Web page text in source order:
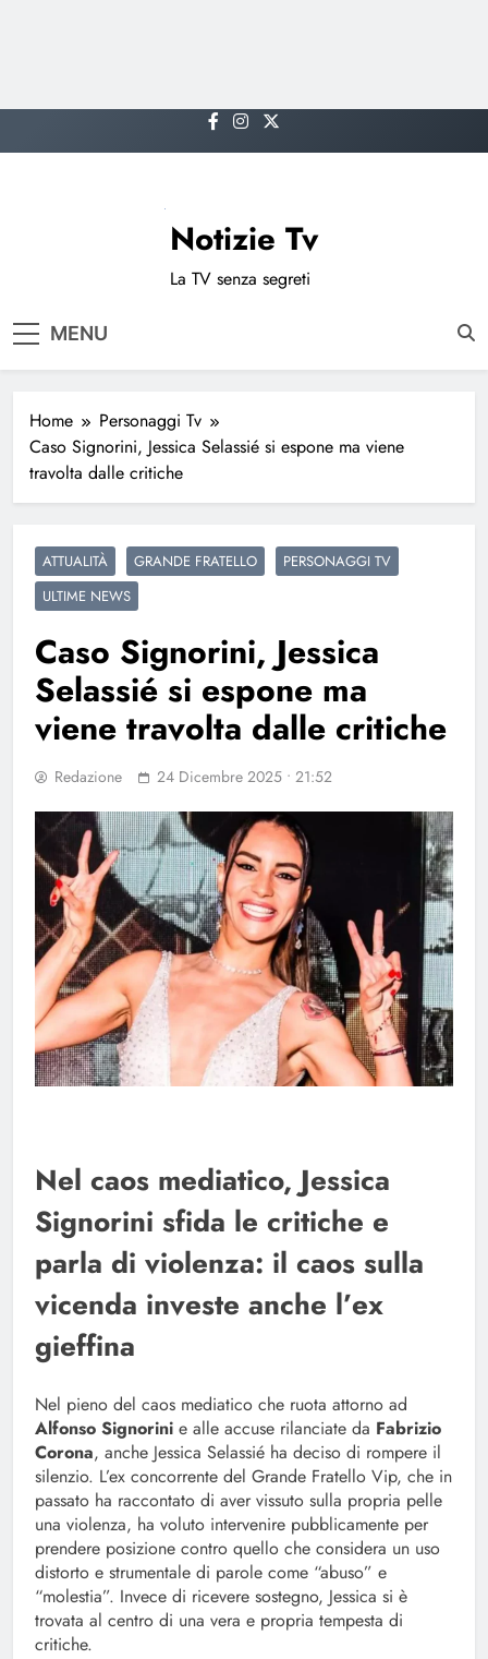
to
Notizie Tv
La TV senza segreti
MENU
Home
Personaggi Tv
Caso Signorini, Jessica Selassié si espone ma viene
travolta dalle critiche
ATTUALITÀ GRANDE FRATELLO
PERSONAGGI TV
ULTIME NEWS
Caso Signorini, Jessica
Selassié si espone ma
viene travolta dalle critiche
Redazione 24 Dicembre 2025 • 21:52
Nel caos mediatico, Jessica
Signorini sfida le critiche e
parla di violenza: il caos sulla
vicenda investe anche l’ex
gieffina
Nel pieno del caos mediatico che ruota attorno ad
Alfonso Signorini e alle accuse rilanciate da Fabrizio
Corona, anche Jessica Selassié ha deciso di rompere il
silenzio. L’ex concorrente del Grande Fratello Vip, che in
passato ha raccontato di aver vissuto sulla propria pelle
una violenza, ha voluto intervenire pubblicamente per
prendere posizione contro quello che considera un uso
distorto e strumentale di parole come “abuso” e
“molestia”. Invece di ricevere sostegno, Jessica si è
trovata al centro di una vera e propria tempesta di
critiche.